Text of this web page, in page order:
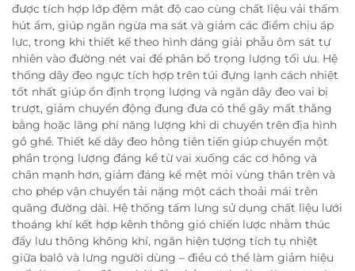
được tích hợp lớp đệm mật độ cao cùng chất liệu vải thấm
hút ẩm, giúp ngăn ngừa ma sát và giảm các điểm chịu áp
lực, trong khi thiết kế theo hình dáng giải phẫu ôm sát tự
nhiên vào đường nét vai để phân bổ trọng lượng tối ưu. Hệ
thống dây đeo ngực tích hợp trên túi đựng lạnh cách nhiệt
tốt nhất giúp ổn định trọng lượng và ngăn dây đeo vai bị
trượt, giảm chuyển động đung đưa có thể gây mất thăng
bằng hoặc lãng phí năng lượng khi di chuyển trên địa hình
gồ ghề. Thiết kế dây đeo hông tiên tiến giúp chuyển một
phần trọng lượng đáng kể từ vai xuống các cơ hông và
chân mạnh hơn, giảm đáng kể mệt mỏi vùng thân trên và
cho phép vận chuyển tải nặng một cách thoải mái trên
quãng đường dài. Hệ thống tấm lưng sử dụng chất liệu lưới
thoáng khí kết hợp kênh thông gió chiến lược nhằm thúc
đẩy lưu thông không khí, ngăn hiện tượng tích tụ nhiệt
giữa balô và lưng người dùng – điều có thể làm giảm hiệu